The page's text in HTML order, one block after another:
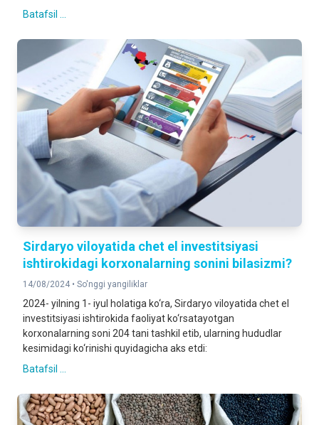
Batafsil ...
Sirdaryo viloyatida chet el investitsiyasi
ishtirokidagi korxonalarning sonini bilasizmi?
14/08/2024 • So'nggi yangiliklar
2024- yilning 1- iyul holatiga ko‘ra, Sirdaryo viloyatida chet el
investitsiyasi ishtirokida faoliyat ko‘rsatayotgan
korxonalarning soni 204 tani tashkil etib, ularning hududlar
kesimidagi ko‘rinishi quyidagicha aks etdi:
Batafsil ...